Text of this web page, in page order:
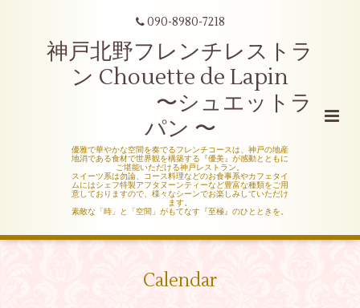
090-8980-7218
神戸北野フレンチレストラ
ン Chouette de Lapin
〜シュエットラ
パン 〜
優雅で華やかな空間を奏でるフレンチコースは、神戸の地産
地消である食材で世界観を構築する『優美』が感動とともに
ご堪能いただける神戸レストラン。
スイーツ系は勿論、コース料理などのお食事系やカフェタイ
ムにはシェフ特製アフタヌーンティーなど豊富な種類をご用
意しておりますので、様々なシーンでお楽しみしていただけ
ます。
素敵な「時」と「空間」がもてなす『至極』のひとときを。
Calendar